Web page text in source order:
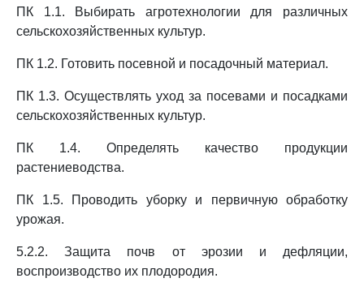
ПК 1.1. Выбирать агротехнологии для различных
сельскохозяйственных культур.
ПК 1.2. Готовить посевной и посадочный материал.
ПК 1.3. Осуществлять уход за посевами и посадками
сельскохозяйственных культур.
ПК 1.4. Определять качество продукции
растениеводства.
ПК 1.5. Проводить уборку и первичную обработку
урожая.
5.2.2. Защита почв от эрозии и дефляции,
воспроизводство их плодородия.